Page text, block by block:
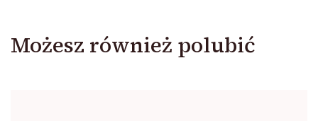
Możesz również polubić